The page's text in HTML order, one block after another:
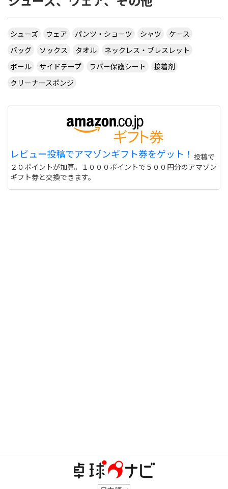
シューズ ウェア パンツ・ショーツ シャツ
ケース
バッグ
ソックス タオル
ネックレス・ブレスレット
ボール
サイドテープ ラバー保護シート
接着剤
クリーナースポンジ
レビュー投稿でアマゾンギフト券をゲット！ 投稿で
２０ポイントが加算。１０００ポイントで５００円分のアマゾン
ギフト券と交換できます。